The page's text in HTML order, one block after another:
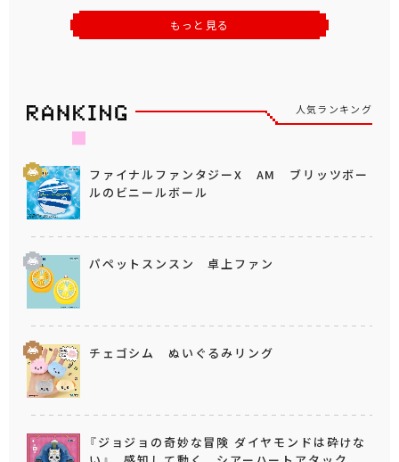
もっと見る
人気ランキング
ファイナルファンタジーX AM ブリッツボー
ルのビニールボール
パペットスンスン 卓上ファン
チェゴシム ぬいぐるみリング
『ジョジョの奇妙な冒険 ダイヤモンドは砕けな